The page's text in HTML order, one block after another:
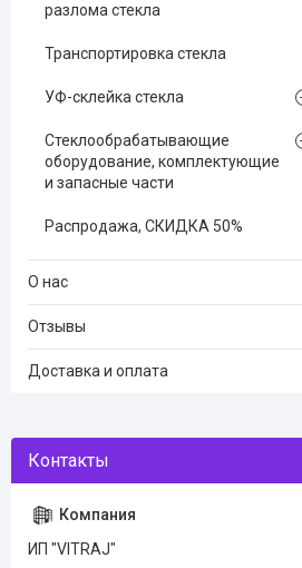
разлома стекла
Транспортировка стекла
УФ-склейка стекла
Стеклообрабатывающие
оборудование, комплектующие
и запасные части
Распродажа, СКИДКА 50%
О нас
Отзывы
Доставка и оплата
ИП "VITRAJ"